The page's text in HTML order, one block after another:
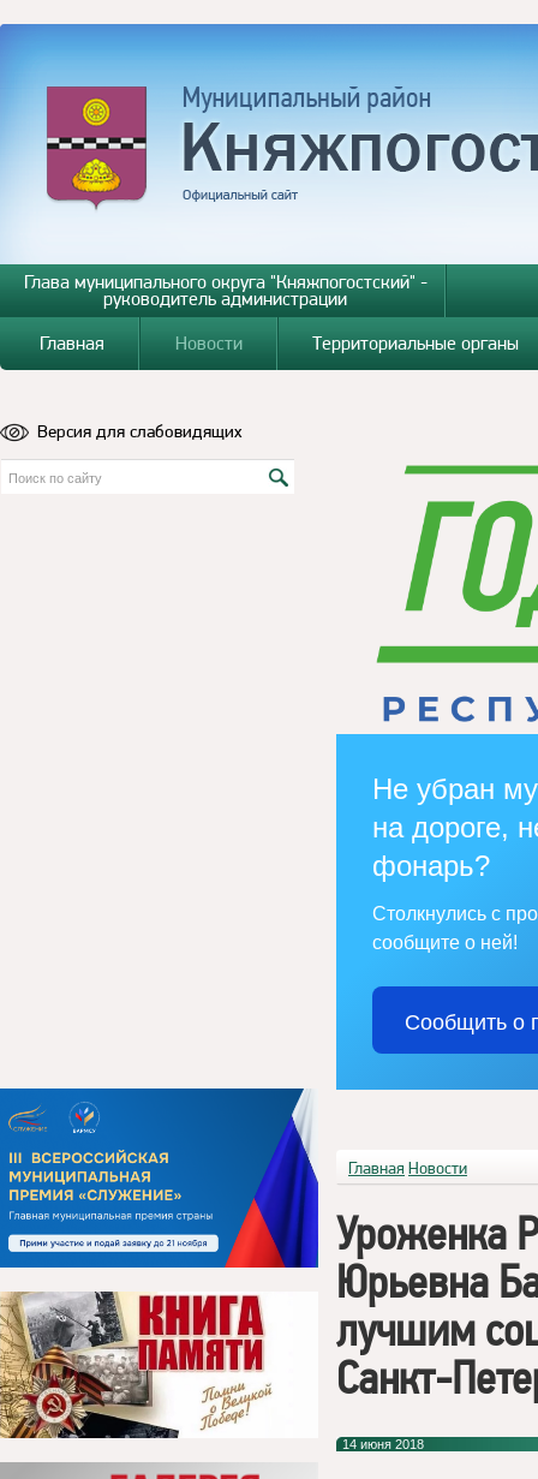
Глава муниципального округа "Княжпогостский" -
руководитель администрации
Главная
Новости Территориальные органы
Версия для слабовидящих
Не убран
на дороге,
фонарь?
Столкнулись с
сообщите о ней!
Сообщить о
Главная Новости
Уроженка
Юрьевна
лучшим
Санкт-
14 июня 2018